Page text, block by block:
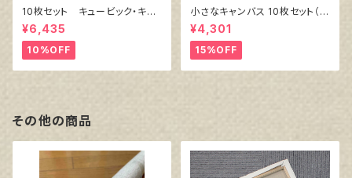
10枚セット キュービック・キャ
ンバス白（縦150㎜×横150㎜×
厚38㎜）
¥6,435
10%OFF
小さなキャンバス 10枚セット（ホ
ワイト塗りキャンバス張り）
¥4,301
15%OFF
その他の商品